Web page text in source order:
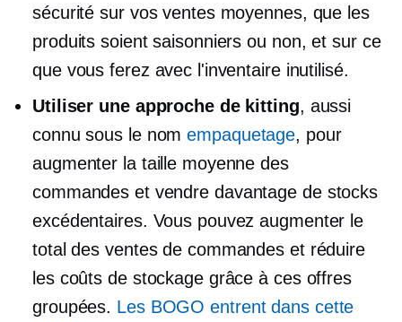
sécurité sur vos ventes moyennes, que les
produits soient saisonniers ou non, et sur ce
que vous ferez avec l'inventaire inutilisé.
Utiliser une approche de kitting, aussi
connu sous le nomempaquetage, pour
augmenter la taille moyenne des
commandes et vendre davantage de stocks
excédentaires. Vous pouvez augmenter le
total des ventes de commandes et réduire
les coûts de stockage grâce à ces offres
groupées. Les BOGO entrent dans cette